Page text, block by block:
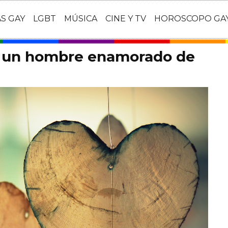
GAY LGBT MÚSICA CINE Y TV HOROSCOPO
hombre enamorado de